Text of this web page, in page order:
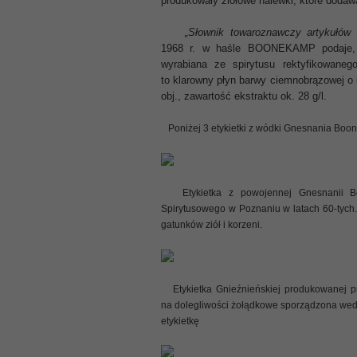
„Słownik towaroznawczy
1968 r.
w haśle BOONEKAMP
wyrabiana ze spirytusu
to klarowny płyn barwy ciemnobrązowej
obj., zawartość ekstraktu ok. 28 g/l.
Poniżej 3 etykietki z wódki Gnesnania
Etykietka z powojennej Gnesnanii
Spirytusowego w Poznaniu w latach 60-
gatunków ziół i korzeni.
Etykietka Gnieźnieńskiej produkowanej
na dolegliwości żołądkowe sporządzona
etykietkę